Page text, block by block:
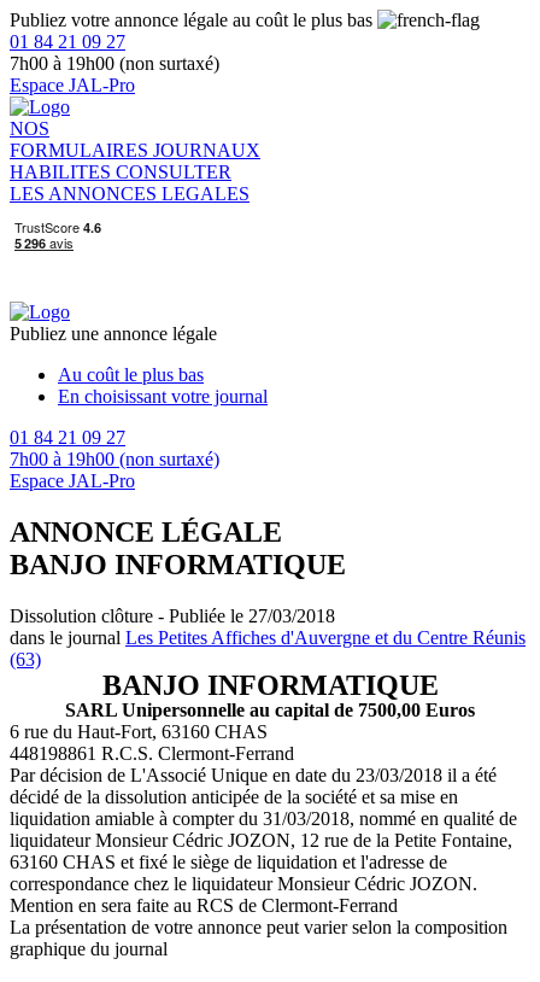
Publiez votre annonce légale au coût le plus bas
01 84 21 09 27
7h00 à 19h00 (non surtaxé)
Espace JAL-Pro
NOS
FORMULAIRES JOURNAUX
HABILITES CONSULTER
LES ANNONCES LEGALES
Publiez une annonce légale
Au coût le plus bas
En choisissant votre journal
01 84 21 09 27
7h00 à 19h00 (non surtaxé)
Espace JAL-Pro
ANNONCE LÉGALE
BANJO INFORMATIQUE
Dissolution clôture - Publiée le 27/03/2018
dans le journal Les Petites Affiches d'Auvergne et du Centre Réunis
(63)
BANJO INFORMATIQUE
SARL Unipersonnelle au capital de 7500,00 Euros
6 rue du Haut-Fort, 63160 CHAS
448198861 R.C.S. Clermont-Ferrand
Par décision de L'Associé Unique en date du 23/03/2018 il a été
décidé de la dissolution anticipée de la société et sa mise en
liquidation amiable à compter du 31/03/2018, nommé en qualité de
liquidateur Monsieur Cédric JOZON, 12 rue de la Petite Fontaine,
63160 CHAS et fixé le siège de liquidation et l'adresse de
correspondance chez le liquidateur Monsieur Cédric JOZON.
Mention en sera faite au RCS de Clermont-Ferrand
La présentation de votre annonce peut varier selon la composition
graphique du journal